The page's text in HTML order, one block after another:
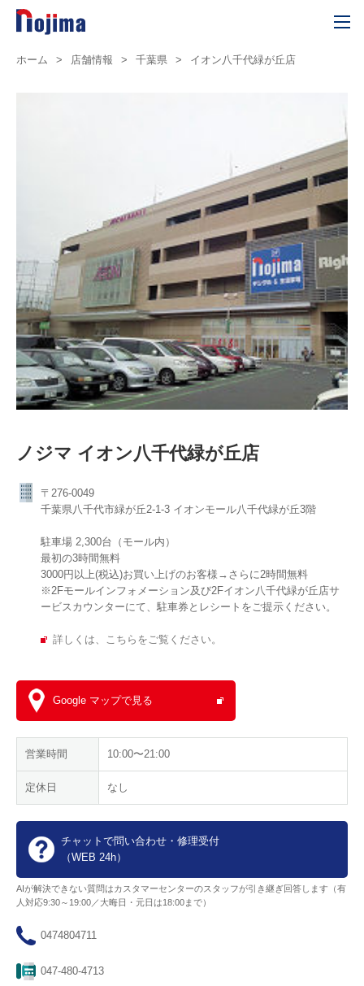
ホーム > 店舗情報 > 千葉県 > イオン八千代緑が丘店
ノジマ イオン八千代緑が丘店
〒276-0049
千葉県八千代市緑が丘2-1-3 イオンモール八千代緑が丘3階
駐車場 2,300台（モール内）
最初の3時間無料
3000円以上(税込)お買い上げのお客様→さらに2時間無料
※2Fモールインフォメーション及び2Fイオン八千代緑が丘店サ
ービスカウンターにて、駐車券とレシートをご提示ください。
詳しくは、こちらをご覧ください。
Google マップで見る
営業時間 10:00〜21:00
定休日 なし
チャットで問い合わせ・修理受付
（WEB 24h）
AIが解決できない質問はカスタマーセンターのスタッフが引き継ぎ回答します（有
人対応9:30～19:00／大晦日・元日は18:00まで）
0474804711
047-480-4713